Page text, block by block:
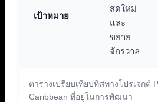
ตารางเปรียบเทียบทิศทางโปรเจกต์
Caribbean ที่อยู่ในการพัฒนา
เป้าหมาย
สดใหม่
และ
ขยาย
จักรวาล